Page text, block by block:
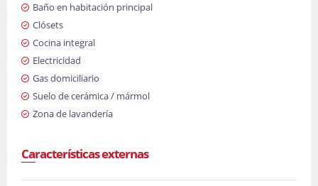
Baño en habitación principal
Clósets
Cocina integral
Electricidad
Gas domiciliario
Suelo de cerámica / mármol
Zona de lavandería
Características externas